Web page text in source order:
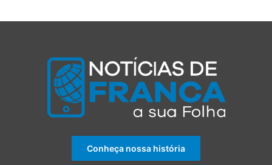
Conheça nossa história